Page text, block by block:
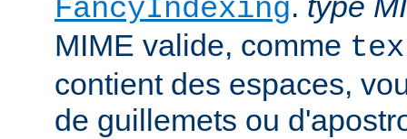
FancyIndexing
MIME valide, comme
contient des espaces,
de guillemets ou